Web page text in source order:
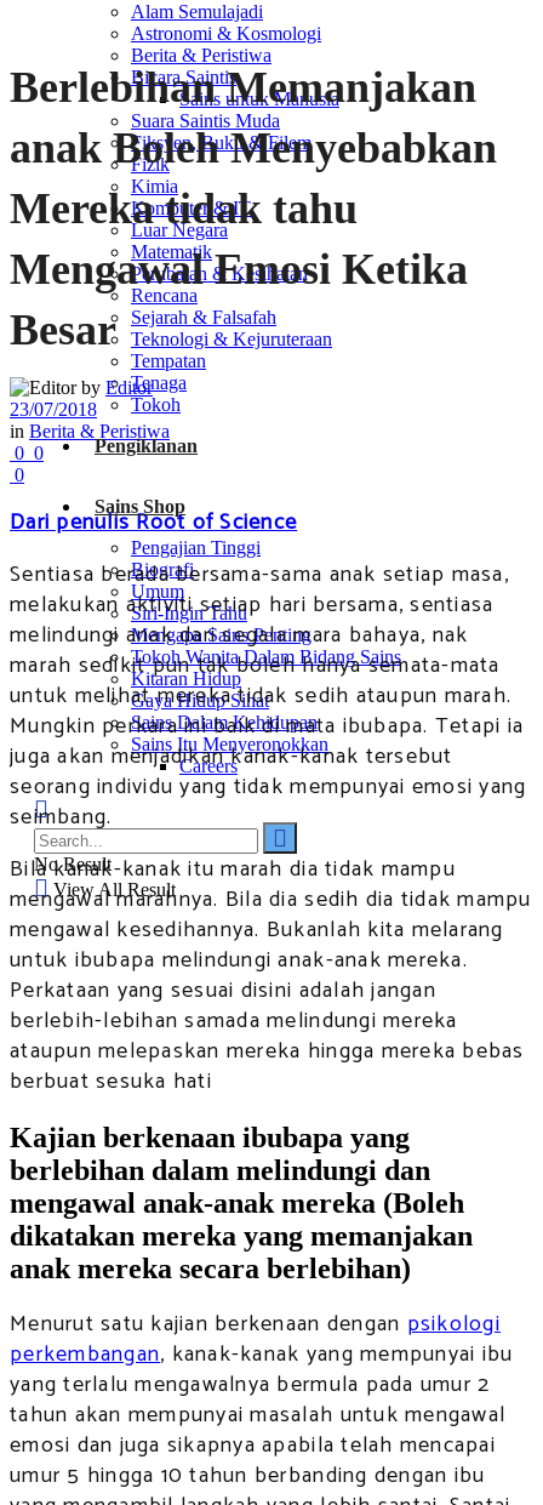
Alam Semulajadi
Astronomi & Kosmologi
Berita & Peristiwa
Bicara Saintis
Sains untuk Manusia
Suara Saintis Muda
Fiksyen, Buku & Filem
Fizik
Kimia
Komputer & IT
Luar Negara
Matematik
Perubatan & Kesihatan
Rencana
Sejarah & Falsafah
Teknologi & Kejuruteraan
Tempatan
Tenaga
Tokoh
Pengiklanan
Sains Shop
Pengajian Tinggi
Biografi
Umum
Siri-Ingin Tahu
Mengapa Sains Penting
Tokoh Wanita Dalam Bidang Sains
Kitaran Hidup
Gaya Hidup Sihat
Sains Dalam Kehidupan
Sains Itu Menyeronokkan
Careers
No Result
View All Result
Berlebihan Memanjakan
anak Boleh Menyebabkan
Mereka tidak tahu
Mengawal Emosi Ketika
Besar
by Editor
23/07/2018
in Berita & Peristiwa
0 0
0
Dari penulis Root of Science
Sentiasa berada bersama-sama anak setiap masa,
melakukan aktiviti setiap hari bersama, sentiasa
melindungi anak dari segala mara bahaya, nak
marah sedikit pun tak boleh hanya semata-mata
untuk melihat mereka tidak sedih ataupun marah.
Mungkin perkara ini baik di mata ibubapa. Tetapi ia
juga akan menjadikan kanak-kanak tersebut
seorang individu yang tidak mempunyai emosi yang
seimbang.
Bila kanak-kanak itu marah dia tidak mampu
mengawal marahnya. Bila dia sedih dia tidak mampu
mengawal kesedihannya. Bukanlah kita melarang
untuk ibubapa melindungi anak-anak mereka.
Perkataan yang sesuai disini adalah jangan
berlebih-lebihan samada melindungi mereka
ataupun melepaskan mereka hingga mereka bebas
berbuat sesuka hati
Kajian berkenaan ibubapa yang
berlebihan dalam melindungi dan
mengawal anak-anak mereka (Boleh
dikatakan mereka yang memanjakan
anak mereka secara berlebihan)
Menurut satu kajian berkenaan dengan psikologi
perkembangan, kanak-kanak yang mempunyai ibu
yang terlalu mengawalnya bermula pada umur 2
tahun akan mempunyai masalah untuk mengawal
emosi dan juga sikapnya apabila telah mencapai
umur 5 hingga 10 tahun berbanding dengan ibu